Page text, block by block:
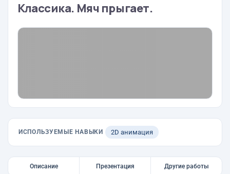
Классика. Мяч прыгает.
ИСПОЛЬЗУЕМЫЕ НАВЫКИ 2D анимация
Описание Презентация Другие работы